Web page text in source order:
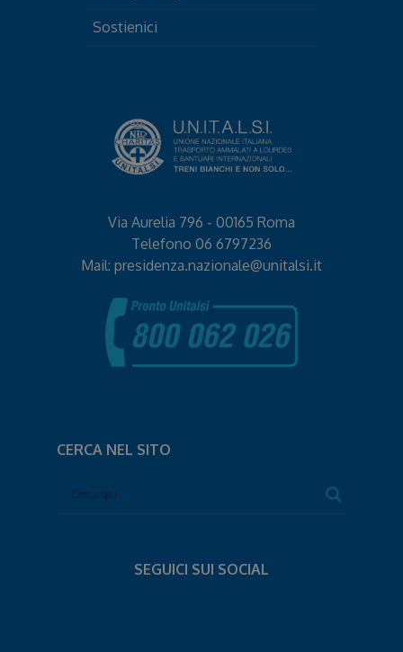
Sostienici
Via Aurelia 796 - 00165 Roma
Telefono 06 6797236
Mail: presidenza.nazionale@unitalsi.it
CERCA NEL SITO
SEGUICI SUI SOCIAL